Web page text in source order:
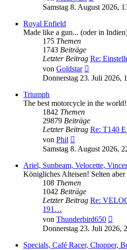
Beitrag
Samstag 8. August 2026,
Royal Enfield
Made like a gun... (oder in
175 Themen
1743 Beiträge
Letzter Beitrag Re:
von Goldstar
Beitrag
Donnerstag 23. Juli 2026,
Triumph
The best motorcycle in the world!
1842 Themen
29879 Beiträge
Letzter Beitrag Re: T140
von Phil
Beitrag
Samstag 8. August 2026,
Ariel, Sunbeam, Velocette,
Königliches Alteisen! Selten aber
108 Themen
1042 Beiträge
Letzter Beitrag Re:
191…
von Thunderbird650
Donnerstag 23. Juli 2026,
Specials, Café Racer, Chopper,